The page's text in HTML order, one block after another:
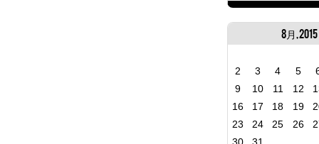
8月, 2015
2 3 4 5
9
10 11 12
16
17 18 19
23
24 25 26